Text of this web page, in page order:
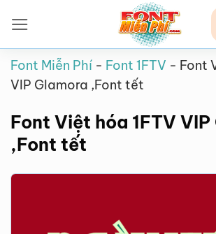
qua
nội
dung
Font Miễn Phí - Font 1FTV - Font
VIP Glamora ,Font tết
Font Việt hóa 1FTV
,Font tết